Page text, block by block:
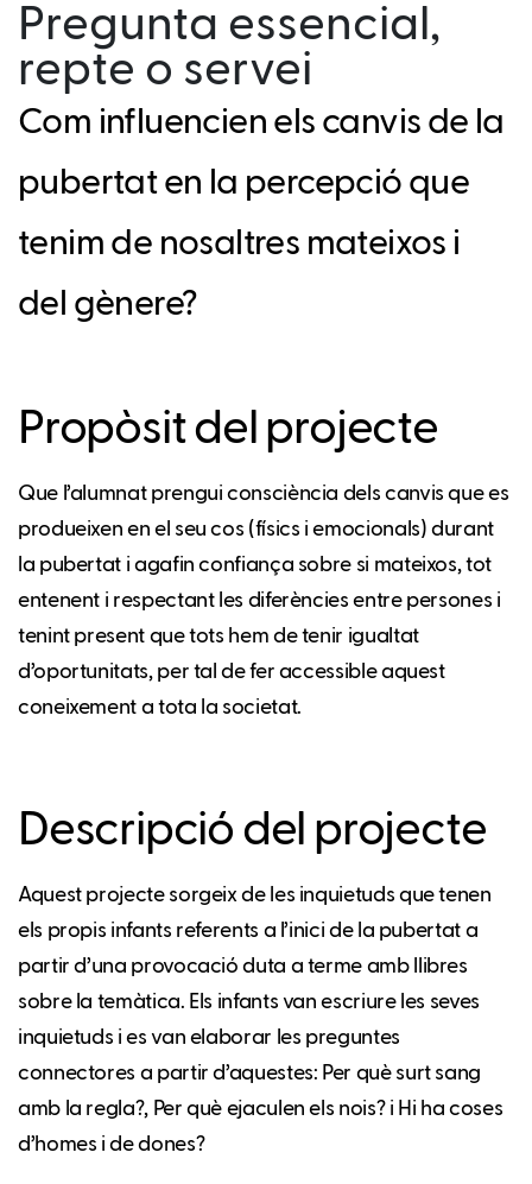
Pregunta essencial,
repte o servei
Com influencien els canvis de la
pubertat en la percepció que
tenim de nosaltres mateixos i
del gènere?
Propòsit del projecte
Que l’alumnat prengui consciència dels canvis que es
produeixen en el seu cos (físics i emocionals) durant
la pubertat i agafin confiança sobre si mateixos, tot
entenent i respectant les diferències entre persones i
tenint present que tots hem de tenir igualtat
d’oportunitats, per tal de fer accessible aquest
coneixement a tota la societat.
Descripció del projecte
Aquest projecte sorgeix de les inquietuds que tenen
els propis infants referents a l’inici de la pubertat a
partir d’una provocació duta a terme amb llibres
sobre la temàtica. Els infants van escriure les seves
inquietuds i es van elaborar les preguntes
connectores a partir d’aquestes: Per què surt sang
amb la regla?, Per què ejaculen els nois? i Hi ha coses
d’homes i de dones?